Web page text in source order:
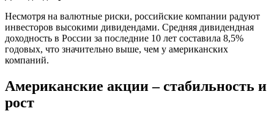
Несмотря на валютные риски, российские компании радуют
инвесторов высокими дивидендами. Средняя дивидендная
доходность в России за последние 10 лет составила 8,5%
годовых, что значительно выше, чем у американских
компаний.
Американские акции – стабильность и
рост